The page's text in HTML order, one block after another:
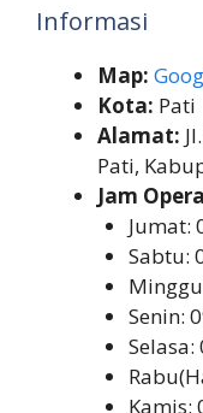
Informasi
Map:
Kota: Pati
Alamat:
Pati,
Jam
Jumat:
Sabtu:
Senin:
Selasa:
Kamis: